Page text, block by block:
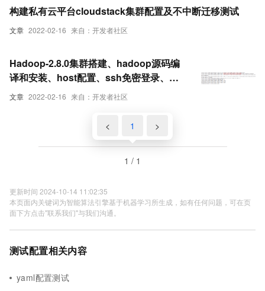
文章 2022-02-16 来自：开发者社区
构建私有云平台cloudstack集群配置及不中断迁移测试
文章 2022-02-16 来自：开发者社区
Hadoop-2.8.0集群搭建、hadoop源码编
译和安装、host配置、ssh免密登录、
hadoop配置文件中的参数配置参数总结、
< 1 >
1 / 1
更新时间 2024-10-14 11:02:35
本页面内关键词为智能算法引擎基于机器学习所生成，如有任何问题，可在页
面下方点击"联系我们"与我们沟通。
测试配置相关内容
yaml配置测试